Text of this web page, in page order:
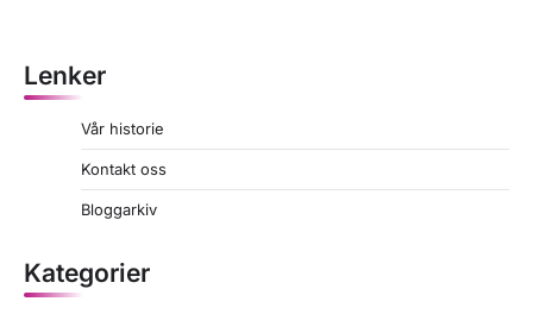
Lenker
Vår historie
Kontakt oss
Bloggarkiv
Kategorier